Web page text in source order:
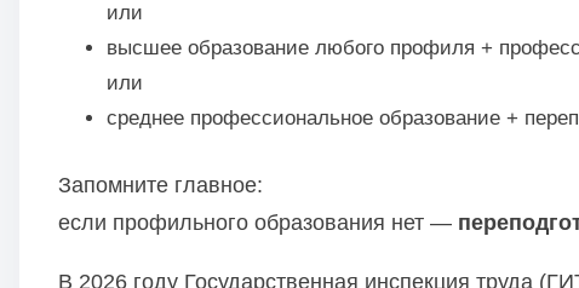
или
высшее образование любого профиля +
или
среднее профессиональное образование +
Запомните главное:
если профильного образования нет —
В 2026 году Государственная инспекция труда